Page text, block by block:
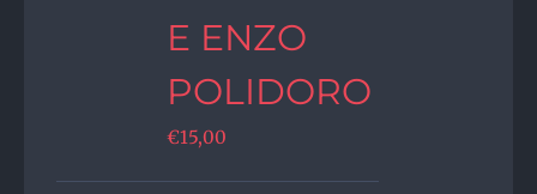
E ENZO
POLIDORO
€15,00